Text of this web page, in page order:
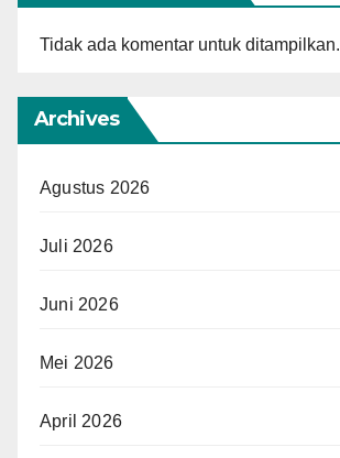
Tidak ada komentar untuk ditampilkan.
Archives
Agustus 2026
Juli 2026
Juni 2026
Mei 2026
April 2026